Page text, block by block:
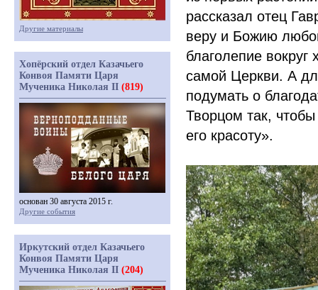
рассказал отец
веру и Божию
благолепие
самой Церкви. А
подумать о
Творцом так,
его красоту».
Другие материалы
Хопёрский отдел Казачьего
Конвоя Памяти Царя
Мученика Николая II (819)
основан 30 августа 2015 г.
Другие события
Иркутский отдел Казачьего
Конвоя Памяти Царя
Мученика Николая II (204)